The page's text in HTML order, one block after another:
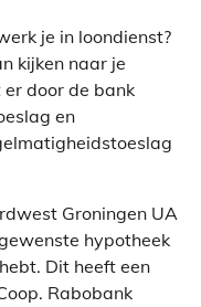
je in loondienst?
kijken naar je
door de bank
en
Groningen UA
hypotheek
Dit heeft een
Rabobank